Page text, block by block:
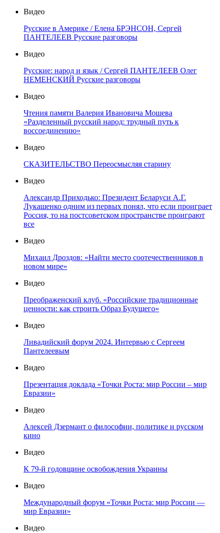
Видео
Русские в Америке / Елена БРЭНСОН, Сергей
ПАНТЕЛЕЕВ Русские разговоры
Видео
Русские: народ и язык / Сергей ПАНТЕЛЕЕВ Олег
НЕМЕНСКИЙ Русские разговоры
Видео
Чтения памяти Валерия Ивановича Мошева
«Разделенный русский народ: трудный путь к
воссоединению»
Видео
СКАЗИТЕЛЬСТВО Переосмысляя старину
Видео
Александр Приходько: Президент Беларуси А.Г.
Лукашенко одним из первых понял, что если проиграет
Россия, то на постсоветском пространстве проиграют
все
Видео
Михаил Дроздов: «Найти место соотечественников в
новом мире»
Видео
Преображенский клуб. «Российские традиционные
ценности: как строить Образ Будущего»
Видео
Ливадийский форум 2024. Интервью с Сергеем
Пантелеевым
Видео
Презентация доклада «Точки Роста: мир России – мир
Евразии»
Видео
Алексей Дзермант о философии, политике и русском
кино
Видео
К 79-й годовщине освобождения Украины
Видео
Международный форум «Точки Роста: мир России —
мир Евразии»
Видео